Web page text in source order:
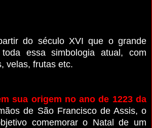
do século XVI que o grande
essa simbologia atual, com
velas, frutas etc.
sua origem no ano de 1223 da
de São Francisco de Assis, o
comemorar o Natal de um